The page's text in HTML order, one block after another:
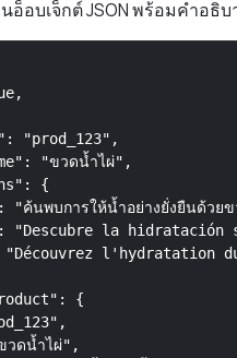
อ็อบเจ็กต์ JSON พร้อมคำอธิ
"prod_123",
"ขวดน้ำไผ่",
{
"ค้นพบการให้น้ำอย่างยั่งยืนด้วยข
"Descubre la hidratación
l'hydratation
{
วดน้ำไผ่",